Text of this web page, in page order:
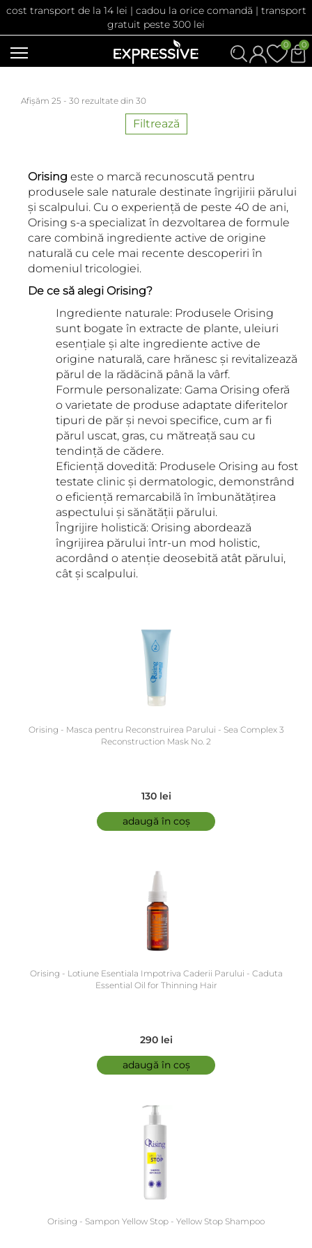
cost transport de la 14 lei | cadou la orice comandă | transport
gratuit peste 300 lei
0
0
Afișăm 25 - 30 rezultate din 30
Filtrează
Orising este o marcă recunoscută pentru
produsele sale naturale destinate îngrijirii părului
și scalpului. Cu o experiență de peste 40 de ani,
Orising s-a specializat în dezvoltarea de formule
care combină ingrediente active de origine
naturală cu cele mai recente descoperiri în
domeniul tricologiei.
De ce să alegi Orising?
Ingrediente naturale: Produsele Orising
sunt bogate în extracte de plante, uleiuri
esențiale și alte ingrediente active de
origine naturală, care hrănesc și revitalizează
părul de la rădăcină până la vârf.
Formule personalizate: Gama Orising oferă
o varietate de produse adaptate diferitelor
tipuri de păr și nevoi specifice, cum ar fi
părul uscat, gras, cu mătreață sau cu
tendință de cădere.
Eficiență dovedită: Produsele Orising au fost
testate clinic și dermatologic, demonstrând
o eficiență remarcabilă în îmbunătățirea
aspectului și sănătății părului.
Îngrijire holistică: Orising abordează
îngrijirea părului într-un mod holistic,
acordând o atenție deosebită atât părului,
cât și scalpului.
Orising - Masca pentru Reconstruirea Parului - Sea Complex 3
Reconstruction Mask No. 2
130 lei
adaugă în coș
Orising - Lotiune Esentiala Impotriva Caderii Parului - Caduta
Essential Oil for Thinning Hair
290 lei
adaugă în coș
Orising - Sampon Yellow Stop - Yellow Stop Shampoo